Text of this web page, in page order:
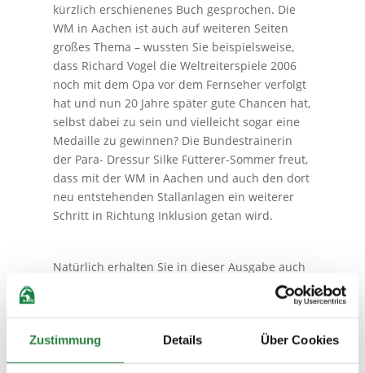
Zustimmung Details Über Cookies
kürzlich erschienenes Buch gesprochen. Die
WM in Aachen ist auch auf weiteren Seiten
großes Thema – wussten Sie beispielsweise,
dass Richard Vogel die Weltreiterspiele 2006
noch mit dem Opa vor dem Fernseher verfolgt
hat und nun 20 Jahre später gute Chancen hat,
selbst dabei zu sein und vielleicht sogar eine
Medaille zu gewinnen? Die Bundestrainerin
der Para- Dressur Silke Fütterer-Sommer freut,
dass mit der WM in Aachen und auch den dort
neu entstehenden Stallanlagen ein weiterer
Schritt in Richtung Inklusion getan wird.
Natürlich erhalten Sie in dieser Ausgabe auch
neue Inspiration für Ihren Pferdealltag: Ob bei
den 10 Tipps für dynamisches Galoppieren,
gebündelten Erkenntnissen zu
Mikronährstoffen bei der Pferdefütterung oder
dem Wert von Yoga für Reiterinnen und Reiter.